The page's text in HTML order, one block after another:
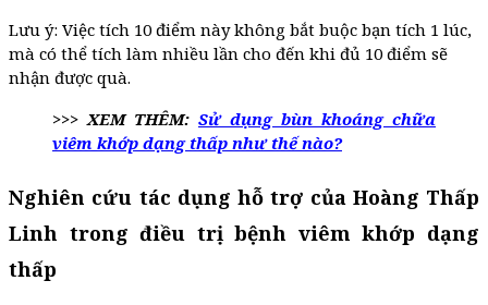
Lưu ý: Việc tích 10 điểm này không bắt buộc bạn tích 1 lúc,
mà có thể tích làm nhiều lần cho đến khi đủ 10 điểm sẽ
nhận được quà.
>>> XEM THÊM: Sử dụng bùn khoáng chữa
viêm khớp dạng thấp như thế nào?
Nghiên cứu tác dụng hỗ trợ của Hoàng Thấp
Linh trong điều trị bệnh viêm khớp dạng
thấp